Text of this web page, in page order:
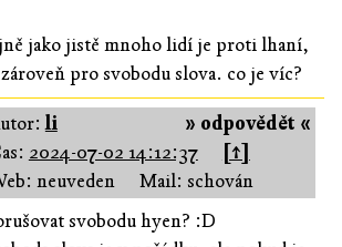
jako jistě mnoho lidí je proti lhaní,
zároveň pro svobodu slova. co je víc?
» odpovědět «
li
2024-07-02 14:12:37
[↑]
neuveden
Mail: schován
svobodu hyen? :D